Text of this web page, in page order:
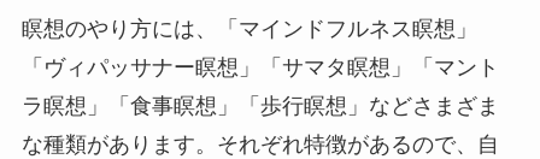
瞑想のやり方には、「マインドフルネス瞑想」
「ヴィパッサナー瞑想」「サマタ瞑想」「マント
ラ瞑想」「食事瞑想」「歩行瞑想」などさまざま
な種類があります。それぞれ特徴があるので、自